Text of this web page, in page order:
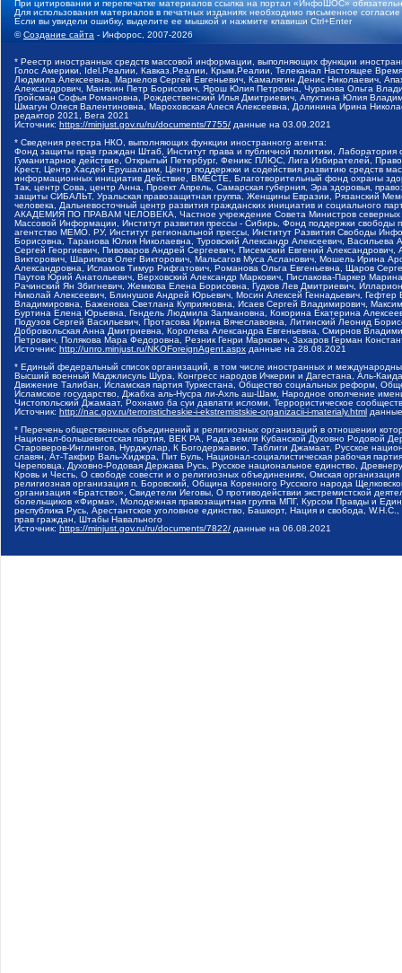
При цитировании и перепечатке материалов ссылка на портал «ИнфоШОС»
Для использования материалов в печатных изданиях необходимо письменное
Если вы увидели ошибку, выделите ее мышкой и нажмите клавиши Ctrl+Enter
©Создание сайта - Инфорос, 2007-2026
* Реестр иностранных средств массовой информации, выполняющих функции
Голос Америки, Idel.Реалии, Кавказ.Реалии, Крым.Реалии, Телеканал Настоящее
Людмила Алексеевна, Маркелов Сергей Евгеньевич, Камалягин Денис Николаевич,
Александрович, Маняхин Петр Борисович, Ярош Юлия Петровна, Чуракова Ольга
Гройсман Софья Романовна, Рождественский Илья Дмитриевич, Апухтина Юлия
Шмагун Олеся Валентиновна, Мароховская Алеся Алексеевна, Долинина Ирина
редактор 2021, Вега 2021
Источник: https://minjust.gov.ru/ru/documents/7755/ данные на 03.09.2021
* Сведения реестра НКО, выполняющих функции иностранного агента:
Фонд защиты прав граждан Штаб, Институт права и публичной политики,
Гуманитарное действие, Открытый Петербург, Феникс ПЛЮС, Лига Избирателей,
Крест, Центр Хасдей Ерушалаим, Центр поддержки и содействия развитию средств
информационных инициатив Действие, ВМЕСТЕ, Благотворительный фонд охраны
Так, центр Сова, центр Анна, Проект Апрель, Самарская губерния, Эра здоровья,
защиты СИБАЛЬТ, Уральская правозащитная группа, Женщины Евразии, Рязанский
человека, Дальневосточный центр развития гражданских инициатив и социального
АКАДЕМИЯ ПО ПРАВАМ ЧЕЛОВЕКА, Частное учреждение Совета Министров северных
Массовой Информации, Институт развития прессы - Сибирь, Фонд поддержки
агентство МЕМО. РУ, Институт региональной прессы, Институт Развития Свободы
Борисовна, Таранова Юлия Николаевна, Туровский Александр Алексеевич,
Сергей Георгиевич, Пивоваров Андрей Сергеевич, Писемский Евгений
Викторович, Шарипков Олег Викторович, Мальсагов Муса Асланович, Мошель Ирина
Александровна, Исламов Тимур Рифгатович, Романова Ольга Евгеньевна, Щаров
Паутов Юрий Анатольевич, Верховский Александр Маркович, Пислакова-Паркер
Рачинский Ян Збигневич, Жемкова Елена Борисовна, Гудков Лев Дмитриевич,
Николай Алексеевич, Блинушов Андрей Юрьевич, Мосин Алексей Геннадьевич,
Владимировна, Баженова Светлана Куприяновна, Исаев Сергей Владимирович,
Буртина Елена Юрьевна, Гендель Людмила Залмановна, Кокорина Екатерина
Подузов Сергей Васильевич, Протасова Ирина Вячеславовна, Литинский Леонид
Добровольская Анна Дмитриевна, Королева Александра Евгеньевна, Смирнов
Петрович, Полякова Мара Федоровна, Резник Генри Маркович, Захаров Герман
Источник: http://unro.minjust.ru/NKOForeignAgent.aspx данные на 28.08.2021
* Единый федеральный список организаций, в том числе иностранных и
Высший военный Маджлисуль Шура, Конгресс народов Ичкерии и Дагестана, Аль-
Движение Талибан, Исламская партия Туркестана, Общество социальных реформ,
Исламское государство, Джабха аль-Нусра ли-Ахль аш-Шам, Народное ополчение
Чистопольский Джамаат, Рохнамо ба суи давлати исломи, Террористическое
Источник: http://nac.gov.ru/terroristicheskie-i-ekstremistskie-organizacii-i-materialy.html
* Перечень общественных объединений и религиозных организаций в отношении
Национал-большевистская партия, ВЕК РА, Рада земли Кубанской Духовно Родовой
Староверов-Инглингов, Нурджулар, К Богодержавию, Таблиги Джамаат, Русское
славян, Ат-Такфир Валь-Хиджра, Пит Буль, Национал-социалистическая рабочая
Череповца, Духовно-Родовая Держава Русь, Русское национальное единство,
Кровь и Честь, О свободе совести и о религиозных объединениях, Омская
религиозная организация п. Боровский, Община Коренного Русского народа
организация «Братство», Свидетели Иеговы, О противодействии экстремистской
болельщиков «Фирма», Молодежная правозащитная группа МПГ, Курсом Правды и
республика Русь, Арестантское уголовное единство, Башкорт, Нация и свобода,
прав граждан, Штабы Навального
Источник: https://minjust.gov.ru/ru/documents/7822/ данные на 06.08.2021